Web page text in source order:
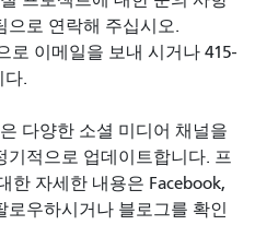
으로 연락해 주십시오.
로 이메일을 보내 시거나 415-
다.
다양한 소셜 미디어 채널을
기적으로 업데이트합니다. 프
한 자세한 내용은 Facebook,
로우하시거나 블로그를 확인